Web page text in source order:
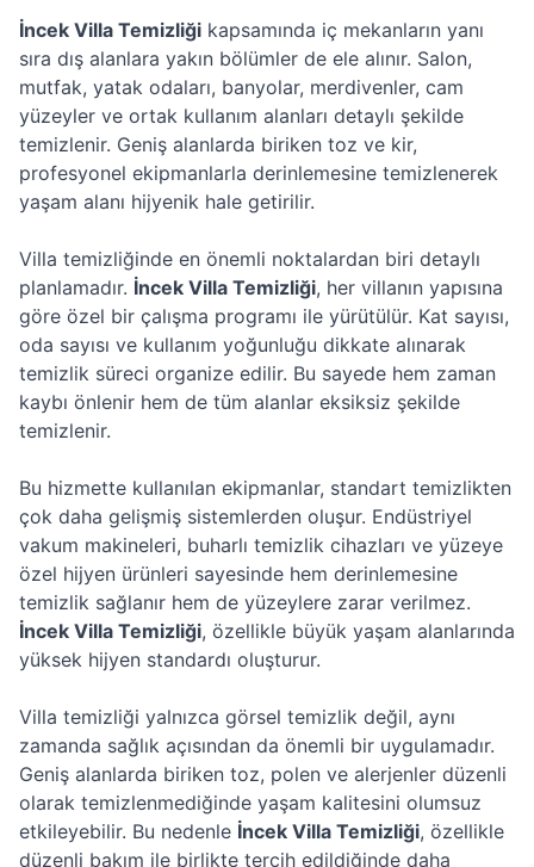
İncek Villa Temizliği kapsamında iç mekanların yanı
sıra dış alanlara yakın bölümler de ele alınır. Salon,
mutfak, yatak odaları, banyolar, merdivenler, cam
yüzeyler ve ortak kullanım alanları detaylı şekilde
temizlenir. Geniş alanlarda biriken toz ve kir,
profesyonel ekipmanlarla derinlemesine temizlenerek
yaşam alanı hijyenik hale getirilir.
Villa temizliğinde en önemli noktalardan biri detaylı
planlamadır. İncek Villa Temizliği, her villanın yapısına
göre özel bir çalışma programı ile yürütülür. Kat sayısı,
oda sayısı ve kullanım yoğunluğu dikkate alınarak
temizlik süreci organize edilir. Bu sayede hem zaman
kaybı önlenir hem de tüm alanlar eksiksiz şekilde
temizlenir.
Bu hizmette kullanılan ekipmanlar, standart temizlikten
çok daha gelişmiş sistemlerden oluşur. Endüstriyel
vakum makineleri, buharlı temizlik cihazları ve yüzeye
özel hijyen ürünleri sayesinde hem derinlemesine
temizlik sağlanır hem de yüzeylere zarar verilmez.
İncek Villa Temizliği, özellikle büyük yaşam alanlarında
yüksek hijyen standardı oluşturur.
Villa temizliği yalnızca görsel temizlik değil, aynı
zamanda sağlık açısından da önemli bir uygulamadır.
Geniş alanlarda biriken toz, polen ve alerjenler düzenli
olarak temizlenmediğinde yaşam kalitesini olumsuz
etkileyebilir. Bu nedenle İncek Villa Temizliği, özellikle
düzenli bakım ile birlikte tercih edildiğinde daha